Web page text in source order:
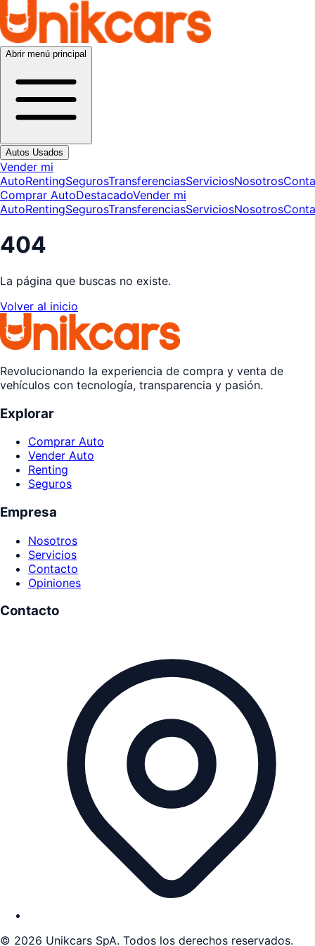
Abrir menú principal
Autos Usados
Vender mi
AutoRentingSegurosTransferenciasServiciosNosotros
Comprar AutoDestacadoVender mi
AutoRentingSegurosTransferenciasServiciosNosotros
404
La página que buscas no existe.
Volver al inicio
Revolucionando la experiencia de compra y venta de
vehículos con tecnología, transparencia y pasión.
Explorar
Comprar Auto
Vender Auto
Renting
Seguros
Empresa
Nosotros
Servicios
Contacto
Opiniones
Contacto
© 2026 Unikcars SpA. Todos los derechos reservados.